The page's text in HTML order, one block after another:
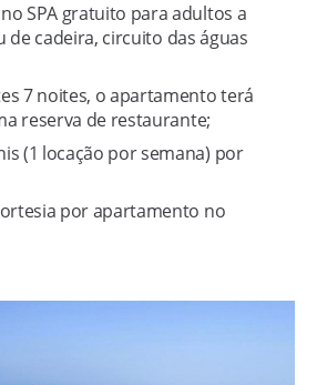
SPA gratuito para adultos a
de cadeira, circuito das águas
7 noites, o apartamento terá
reserva de restaurante;
(1 locação por semana) por
por apartamento no